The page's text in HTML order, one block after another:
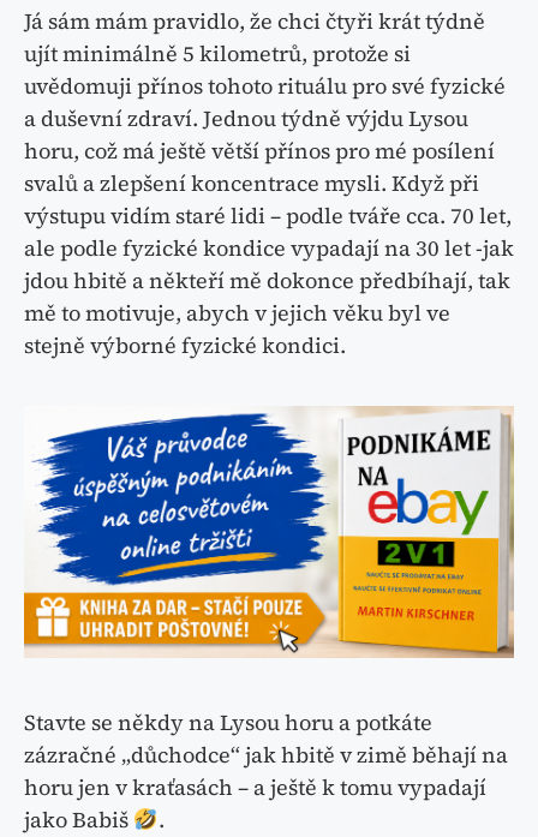
Já sám mám pravidlo, že chci čtyři krát týdně
ujít minimálně 5 kilometrů, protože si
uvědomuji přínos tohoto rituálu pro své fyzické
a duševní zdraví. Jednou týdně výjdu Lysou
horu, což má ještě větší přínos pro mé posílení
svalů a zlepšení koncentrace mysli. Když při
výstupu vidím staré lidi – podle tváře cca. 70 let,
ale podle fyzické kondice vypadají na 30 let -jak
jdou hbitě a někteří mě dokonce předbíhají, tak
mě to motivuje, abych v jejich věku byl ve
stejně výborné fyzické kondici.
Stavte se někdy na Lysou horu a potkáte
zázračné „důchodce“ jak hbitě v zimě běhají na
horu jen v kraťasách – a ještě k tomu vypadají
jako Babiš
.